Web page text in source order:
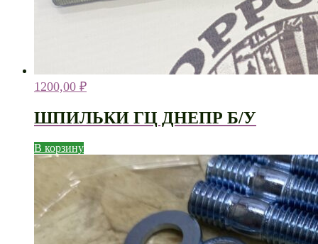
1200,00 ₽
ШПИЛЬКИ ГЦ ДНЕПР Б/У
В корзину